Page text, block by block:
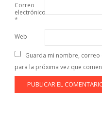
Correo
electrónico
*
Web
Guarda mi nombre,
para la próxima vez que